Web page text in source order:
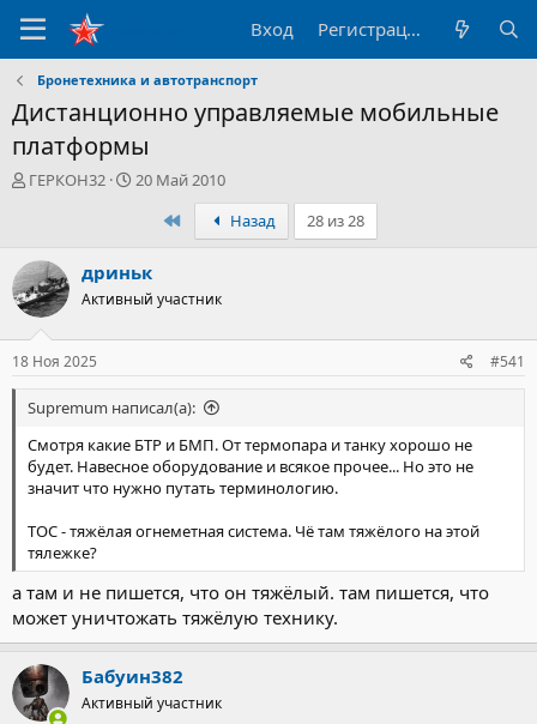
Вход Регистрация
Бронетехника и автотранспорт
Дистанционно управляемые мобильные
платформы
А
р
т
е
м
ы
ГЕРКОН32
Д
н
а
ч
20 Май 2010
ПервыйНазад 28 из 28
дриньк
Активный участник
18 Ноя 2025 #541
Supremum написал(а):
Смотря какие БТР и БМП. От термопара и танку хорошо не
будет. Навесное оборудование и всякое прочее... Но это не
значит что нужно путать терминологию.
ТОС - тяжёлая огнеметная система. Чё там тяжёлого на этой
тялежке?
а там и не пишется, что он тяжёлый. там пишется, что
может уничтожать тяжёлую технику.
Бабуин382
Активный участник